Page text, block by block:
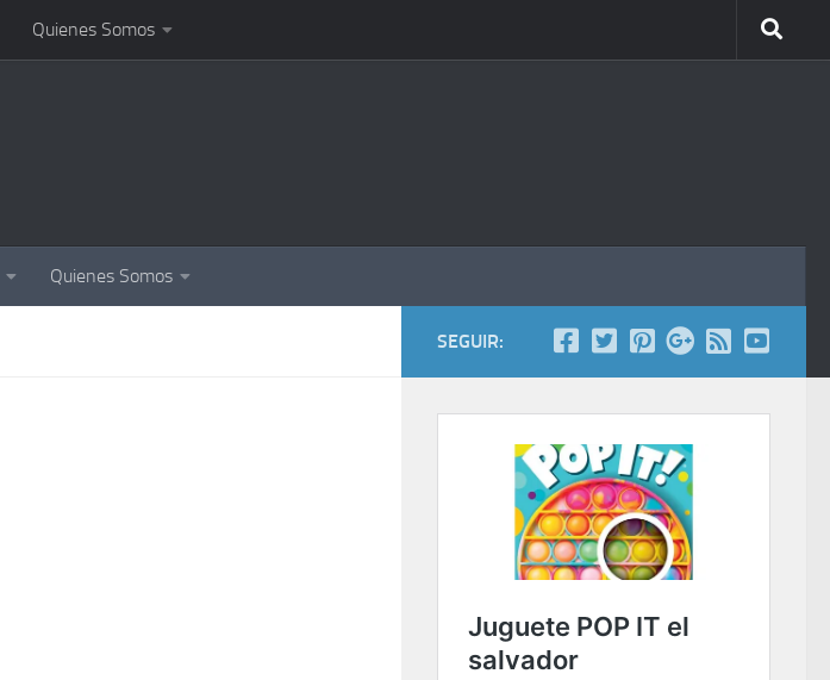
Quienes Somos
Quienes Somos
SEGUIR: